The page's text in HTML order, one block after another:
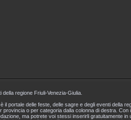
regione Friuli-Venezia-Giulia.
il portale delle feste, delle sagre e degli eventi della
provincia o per categoria dalla colonna di destra.
ma potrete voi stessi inserirli gratuitamente